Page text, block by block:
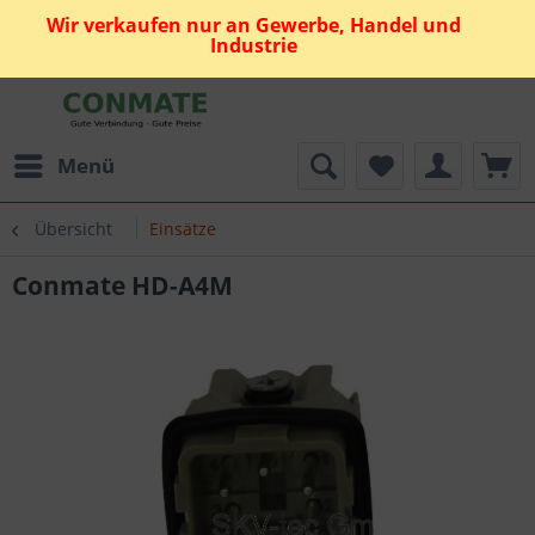
Wir verkaufen nur an Gewerbe, Handel und
Industrie
Menü
Übersicht Einsätze
Conmate HD-A4M